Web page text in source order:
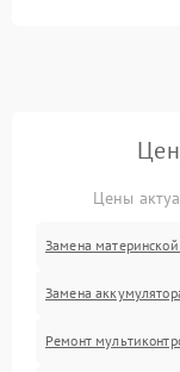
Цены
Замена
Замена
Ремонт